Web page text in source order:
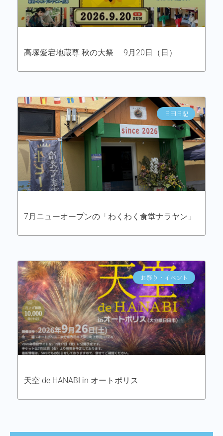
高塚愛宕地蔵尊 秋の大祭 9月20日（日）
日田日記
7月ニューオープンの「わくわく食堂ナラヤン」
お祭り・イベント
天空 de HANABI in オートポリス